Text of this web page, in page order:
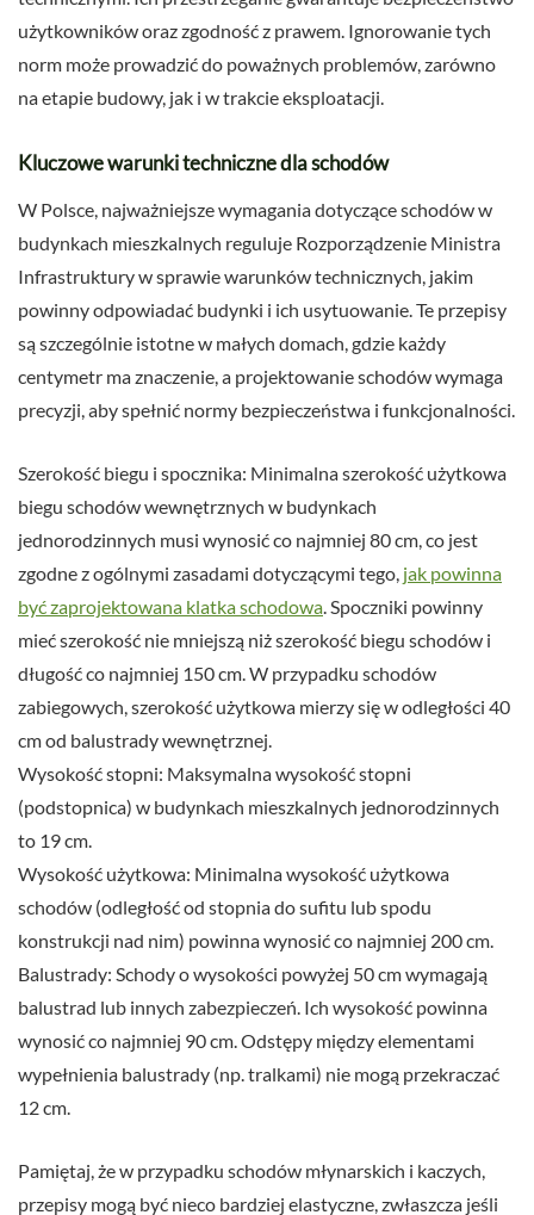
użytkowników oraz zgodność z prawem. Ignorowanie tych
norm może prowadzić do poważnych problemów, zarówno
na etapie budowy, jak i w trakcie eksploatacji.
Kluczowe warunki techniczne dla schodów
W Polsce, najważniejsze wymagania dotyczące schodów w
budynkach mieszkalnych reguluje Rozporządzenie Ministra
Infrastruktury w sprawie warunków technicznych, jakim
powinny odpowiadać budynki i ich usytuowanie. Te przepisy
są szczególnie istotne w małych domach, gdzie każdy
centymetr ma znaczenie, a projektowanie schodów wymaga
precyzji, aby spełnić normy bezpieczeństwa i funkcjonalności.
Szerokość biegu i spocznika: Minimalna szerokość użytkowa
biegu schodów wewnętrznych w budynkach
jednorodzinnych musi wynosić co najmniej 80 cm, co jest
zgodne z ogólnymi zasadami dotyczącymi tego, jak powinna
być zaprojektowana klatka schodowa. Spoczniki powinny
mieć szerokość nie mniejszą niż szerokość biegu schodów i
długość co najmniej 150 cm. W przypadku schodów
zabiegowych, szerokość użytkowa mierzy się w odległości 40
cm od balustrady wewnętrznej.
Wysokość stopni: Maksymalna wysokość stopni
(podstopnica) w budynkach mieszkalnych jednorodzinnych
to 19 cm.
Wysokość użytkowa: Minimalna wysokość użytkowa
schodów (odległość od stopnia do sufitu lub spodu
konstrukcji nad nim) powinna wynosić co najmniej 200 cm.
Balustrady: Schody o wysokości powyżej 50 cm wymagają
balustrad lub innych zabezpieczeń. Ich wysokość powinna
wynosić co najmniej 90 cm. Odstępy między elementami
wypełnienia balustrady (np. tralkami) nie mogą przekraczać
12 cm.
Pamiętaj, że w przypadku schodów młynarskich i kaczych,
przepisy mogą być nieco bardziej elastyczne, zwłaszcza jeśli